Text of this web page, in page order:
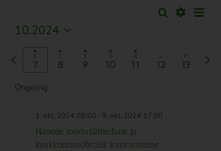
Sündmused
Views
Navigation
Otsi Nädal
10.2024
Vali
kuupäev.
E
7
T
8
K
9
N
10
R
11
L
12 13
Eelmine
nädal
Ongoing
1. okt. 2024 08:00 - 9. okt. 2024 17:00
Hanede looduslähedane ja
keskkonnasõbralik kasvatamine